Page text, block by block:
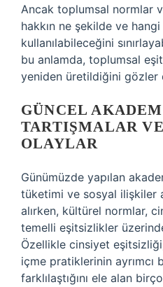
Ancak toplumsal normlar
hakkın ne şekilde ve
kullanılabileceğini
bu anlamda, toplumsal
yeniden üretildiğini gözler
GÜNCEL
TARTIŞMALAR
OLAYLAR
Günümüzde yapılan
tüketimi ve sosyal ilişkiler
alırken, kültürel normlar,
temelli eşitsizlikler
Özellikle cinsiyet
içme pratiklerinin ayrımcı
farklılaştığını ele alan